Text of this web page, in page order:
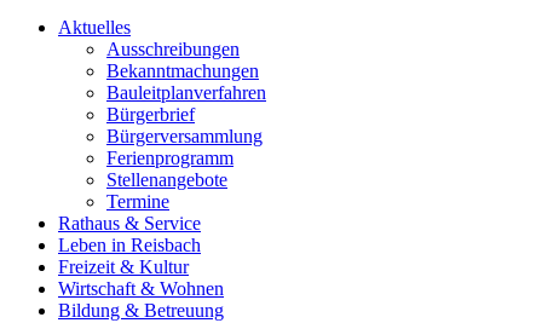
Aktuelles
Ausschreibungen
Bekanntmachungen
Bauleitplanverfahren
Bürgerbrief
Bürgerversammlung
Ferienprogramm
Stellenangebote
Termine
Rathaus & Service
Leben in Reisbach
Freizeit & Kultur
Wirtschaft & Wohnen
Bildung & Betreuung